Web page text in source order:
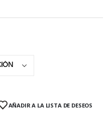
AÑADIR A LA LISTA DE DESEOS